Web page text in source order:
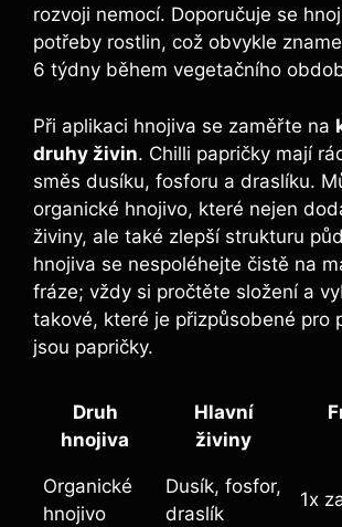
rozvoji nemocí. ​Doporučuje⁢ se
potřeby rostlin, což obvykle
6 týdny během vegetačního
Při aplikaci hnojiva se​ zaměřte na
druhy živin. Chilli papričky mají
směs dusíku,⁤ fosforu a draslíku.‍
organické hnojivo, které nejen
živiny, ale​ také zlepší strukturu
⁣hnojiva ‌se nespoléhejte čistě na
‍fráze; vždy‍ si pročtěte ​složení a
takové, které je přizpůsobené⁢ pro
jsou papričky.
Druh
hnojiva
Hlavní
živiny
Organické‌
hnojivo
Dusík, fosfor,
draslík
1x